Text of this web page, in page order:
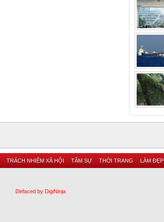
TRÁCH NHIỆM XÃ HỘI TÂM SỰ THỜI TRANG LÀM ĐẸP
Defaced by DigiNinja